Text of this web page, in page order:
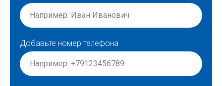
Добавьте номер телефона